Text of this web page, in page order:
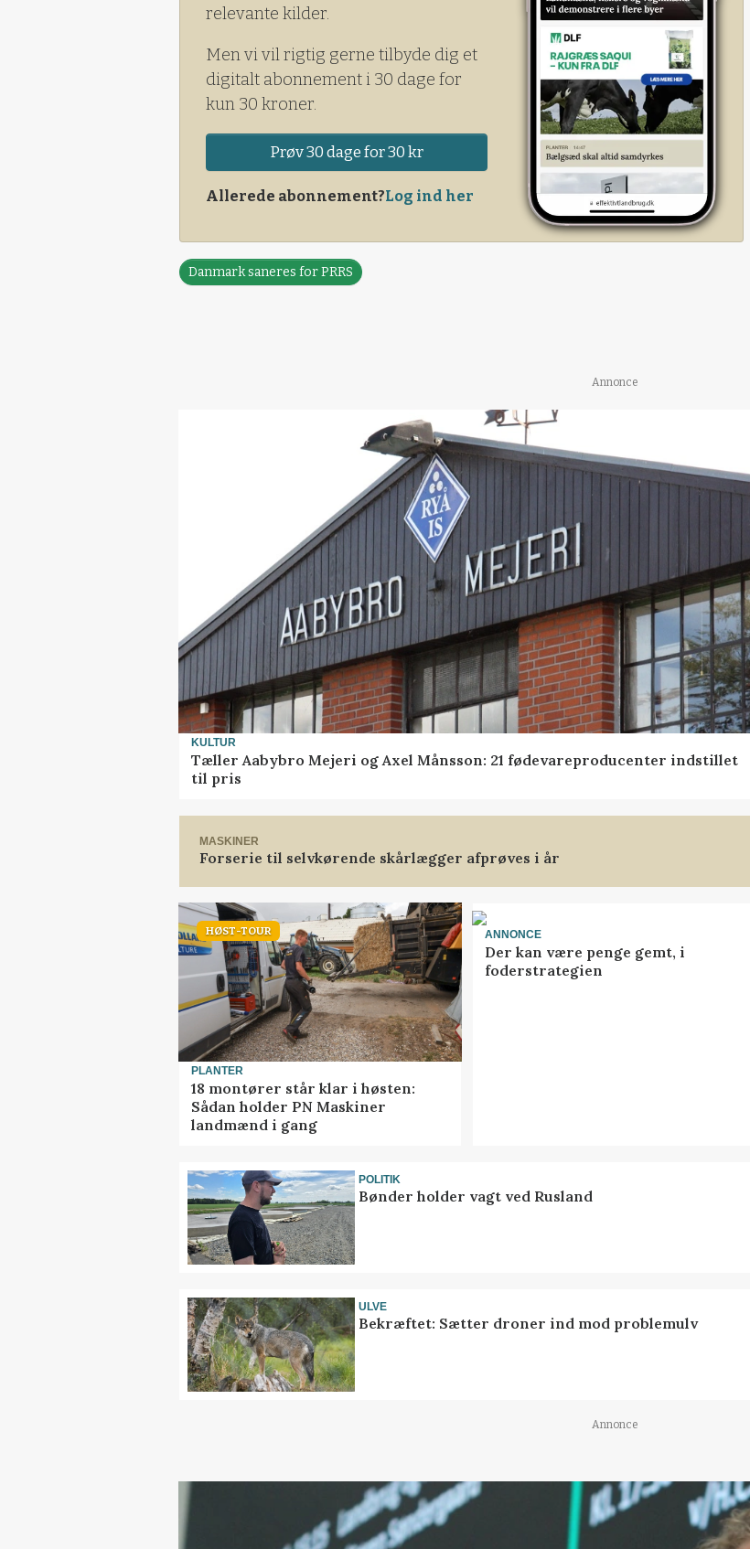
relevante kilder.
Men vi vil rigtig gerne tilbyde dig et
digitalt abonnement i 30 dage for
kun 30 kroner.
Prøv 30 dage for 30 kr
Allerede abonnement?Log ind her
Danmark saneres for PRRS
Annonce
KULTUR
Tæller Aabybro Mejeri og Axel Månsson: 21 fødevareproducenter indstillet
til pris
MASKINER
Forserie til selvkørende skårlægger afprøves i år
HØST-TOUR
PLANTER
18 montører står klar i høsten:
Sådan holder PN Maskiner
landmænd i gang
ANNONCE
Der kan være penge gemt, i
foderstrategien
POLITIK
Bønder holder vagt ved Rusland
ULVE
Bekræftet: Sætter droner ind mod problemulv
Annonce